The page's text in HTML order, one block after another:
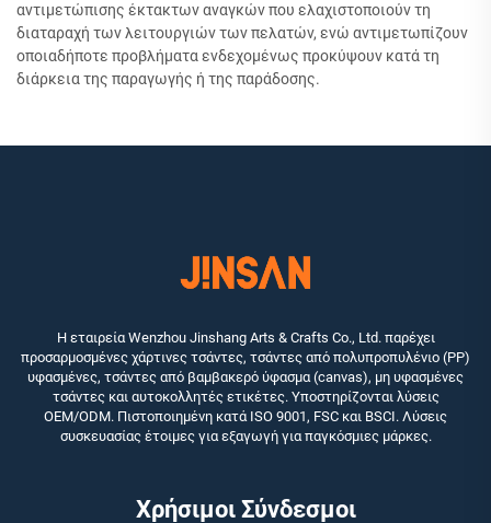
αντιμετώπισης έκτακτων αναγκών που ελαχιστοποιούν τη
διαταραχή των λειτουργιών των πελατών, ενώ αντιμετωπίζουν
οποιαδήποτε προβλήματα ενδεχομένως προκύψουν κατά τη
διάρκεια της παραγωγής ή της παράδοσης.
Η εταιρεία Wenzhou Jinshang Arts & Crafts Co., Ltd. παρέχει
προσαρμοσμένες χάρτινες τσάντες, τσάντες από πολυπροπυλένιο (PP)
υφασμένες, τσάντες από βαμβακερό ύφασμα (canvas), μη υφασμένες
τσάντες και αυτοκολλητές ετικέτες. Υποστηρίζονται λύσεις
OEM/ODM. Πιστοποιημένη κατά ISO 9001, FSC και BSCI. Λύσεις
συσκευασίας έτοιμες για εξαγωγή για παγκόσμιες μάρκες.
Χρήσιμοι Σύνδεσμοι